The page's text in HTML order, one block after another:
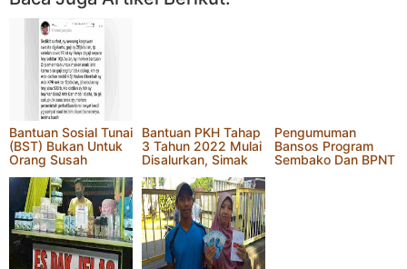
Bantuan Sosial Tunai
(BST) Bukan Untuk
Orang Susah
Bantuan PKH Tahap
3 Tahun 2022 Mulai
Disalurkan, Simak
Pengambilannya
Berikut Ini
Pengumuman
Bansos Program
Sembako Dan BPNT